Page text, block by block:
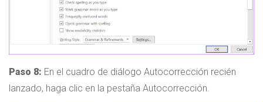
Paso 8: En el cuadro de diálogo Autocorrección recién
lanzado, haga clic en la pestaña Autocorrección.